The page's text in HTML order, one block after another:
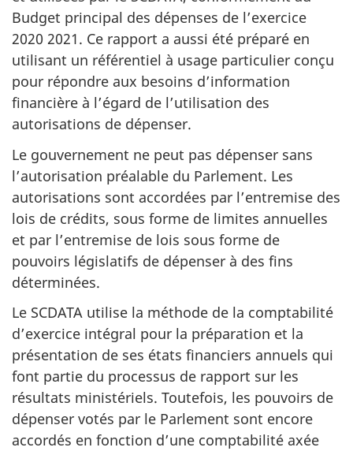
Budget principal des dépenses de l’exercice
2020 2021. Ce rapport a aussi été préparé en
utilisant un référentiel à usage particulier conçu
pour répondre aux besoins d’information
financière à l’égard de l’utilisation des
autorisations de dépenser.
Le gouvernement ne peut pas dépenser sans
l’autorisation préalable du Parlement. Les
autorisations sont accordées par l’entremise des
lois de crédits, sous forme de limites annuelles
et par l’entremise de lois sous forme de
pouvoirs législatifs de dépenser à des fins
déterminées.
Le SCDATA utilise la méthode de la comptabilité
d’exercice intégral pour la préparation et la
présentation de ses états financiers annuels qui
font partie du processus de rapport sur les
résultats ministériels. Toutefois, les pouvoirs de
dépenser votés par le Parlement sont encore
accordés en fonction d’une comptabilité axée